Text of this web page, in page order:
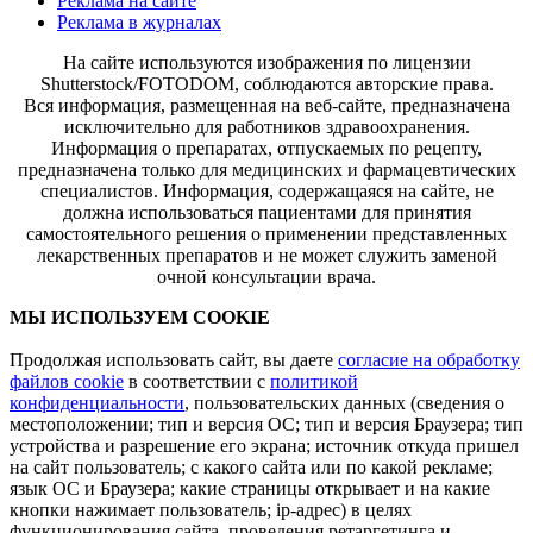
Реклама в журналах
На сайте используются изображения по лицензии
Shutterstock/FOTODOM, соблюдаются авторские права.
Вся информация, размещенная на веб-сайте, предназначена
исключительно для работников здравоохранения.
Информация о препаратах, отпускаемых по рецепту,
предназначена только для медицинских и фармацевтических
специалистов. Информация, содержащаяся на сайте, не
должна использоваться пациентами для принятия
самостоятельного решения о применении представленных
лекарственных препаратов и не может служить заменой
очной консультации врача.
МЫ ИСПОЛЬЗУЕМ COOKIE
Продолжая использовать сайт, вы даете согласие на обработку
файлов cookie в соответствии с политикой
конфиденциальности, пользовательских данных (сведения о
местоположении; тип и версия ОС; тип и версия Браузера; тип
устройства и разрешение его экрана; источник откуда пришел
на сайт пользователь; с какого сайта или по какой рекламе;
язык ОС и Браузера; какие страницы открывает и на какие
кнопки нажимает пользователь; ip-адрес) в целях